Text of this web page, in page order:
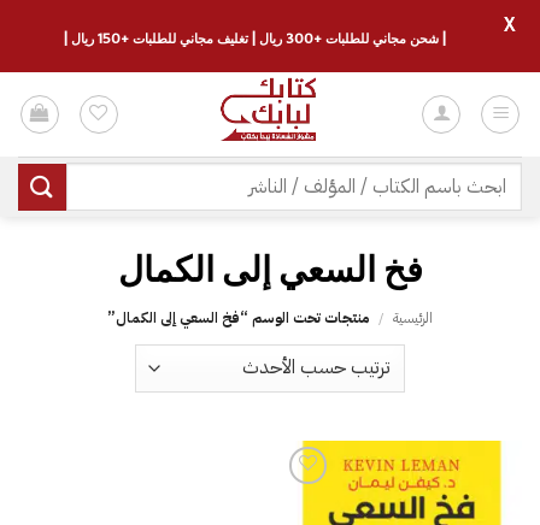
للمحتوى
البحث
عن:
فخ السعي إلى الكمال
الرئيسية / منتجات تحت الوسم “فخ السعي إلى الكمال”
| شحن مجاني للطلبات +300 ريال | تغليف مجاني للطلبات +150 ريال |
X